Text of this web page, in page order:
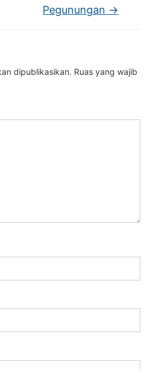
Pegunungan →
dipublikasikan. Ruas yang wajib